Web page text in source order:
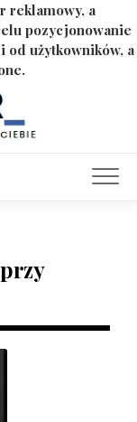
reklamowy, a
pozycjonowanie
od użytkowników, a